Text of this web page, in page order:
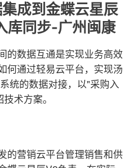
成到金蝶云星辰
库同步-广州闽康
的数据互通是实现业务高效
何通过轻易云平台，实现汤
统的数据对接，以"采购入
术方案。
的营销云平台管理销售和供